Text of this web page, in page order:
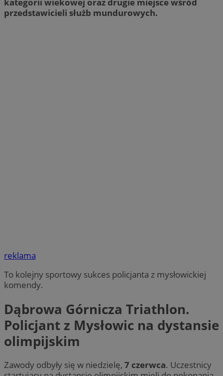
przedstawicieli służb mundurowych.
reklama
To kolejny sportowy sukces policjanta z mysłowickiej
komendy.
Dąbrowa Górnicza Triathlon.
Policjant z Mysłowic na dystansie
olimpijskim
Zawody odbyły się w niedzielę, 7 czerwca. Uczestnicy